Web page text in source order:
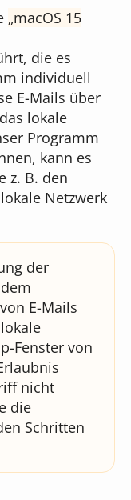
macOS 15
die es
individuell
E-Mails über
lokale
Programm
kann es
z. B. den
Netzwerk
der
E-Mails
Fenster von
nicht
die
Schritten